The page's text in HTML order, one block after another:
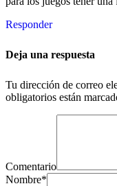
Responder
Deja una respuesta
Tu dirección de correo
obligatorios están
Comentario
Nombre*